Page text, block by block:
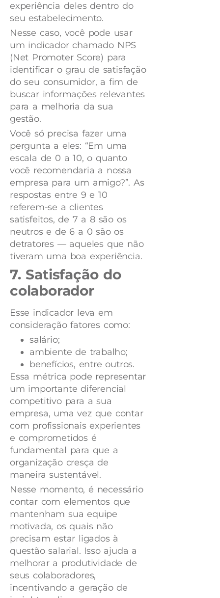
experiência deles dentro do
seu estabelecimento.
Nesse caso, você pode usar
um indicador chamado NPS
(Net Promoter Score) para
identificar o grau de satisfação
do seu consumidor, a fim de
buscar informações relevantes
para a melhoria da sua
gestão.
Você só precisa fazer uma
pergunta a eles: “Em uma
escala de 0 a 10, o quanto
você recomendaria a nossa
empresa para um amigo?”. As
respostas entre 9 e 10
referem-se a clientes
satisfeitos, de 7 a 8 são os
neutros e de 6 a 0 são os
detratores — aqueles que não
tiveram uma boa experiência.
7. Satisfação do
colaborador
Esse indicador leva em
consideração fatores como:
salário;
ambiente de trabalho;
benefícios, entre outros.
Essa métrica pode representar
um importante diferencial
competitivo para a sua
empresa, uma vez que contar
com profissionais experientes
e comprometidos é
fundamental para que a
organização cresça de
maneira sustentável.
Nesse momento, é necessário
contar com elementos que
mantenham sua equipe
motivada, os quais não
precisam estar ligados à
questão salarial. Isso ajuda a
melhorar a produtividade de
seus colaboradores,
incentivando a geração de